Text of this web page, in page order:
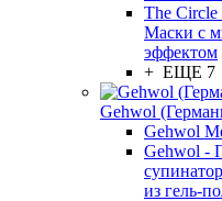
The Circle
Маски с
эффектом
+ ЕЩЕ 7
Gehwol
Gehwol
Gehwol -
из гель-